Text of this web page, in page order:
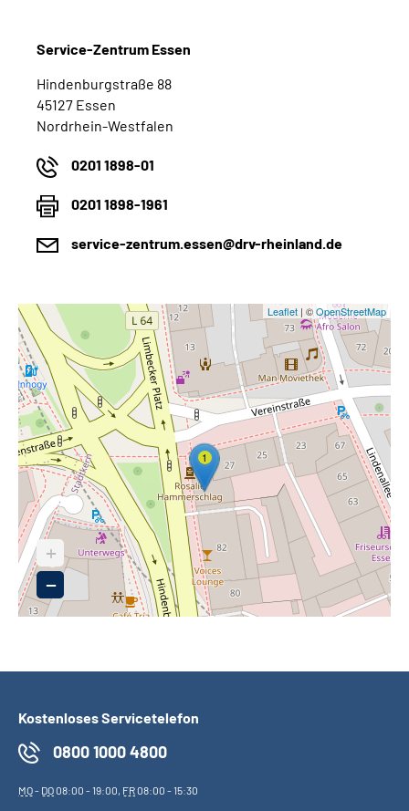
Service-Zentrum Essen
Hindenburgstraße 88
45127 Essen
Nordrhein-Westfalen
0201 1898-01
0201 1898-1961
service-zentrum.essen@drv-rheinland.de
1
+
−
Leaflet | ©OpenStreetMap
Kostenloses Servicetelefon
0800 1000 4800
MO- DO08:00 - 19:00, FR08:00 - 15:30